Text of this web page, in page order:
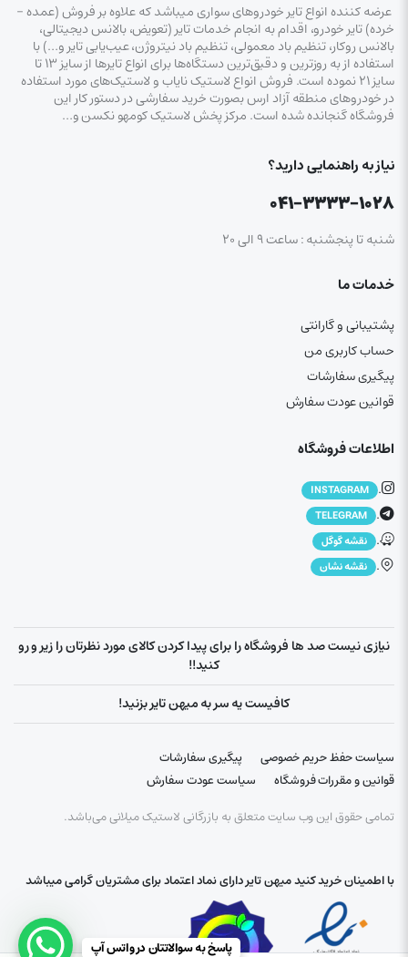
عرضه کننده انواع تایر خودروهای سواری میباشد که علاوه بر فروش (عمده –
خرده‌) تایر خودرو، اقدام به انجام خدمات تایر (تعویض، بالانس دیجیتالی،
بالانس روکار، تنظیم باد معمولی، تنظیم باد نیتروژن، عیب‌یابی تایر و…) با
استفاده از به روزترین و دقیق‌ترین دستگاه‌ها برای انواع تایرها از سایز ۱۳ تا
سایز ۲۱ نموده است. فروش انواع لاستیک‌ نایاب و لاستیک‌های مورد استفاده
در خودروهای منطقه آزاد ارس بصورت خرید سفارشی در دستور کار این
فروشگاه گنجانده شده است. مرکز پخش لاستیک کومهو نکسن و…
نیاز به راهنمایی دارید؟
۰۴۱-۳۳۳۳-۱۰۲۸
شنبه تا پنجشنبه : ساعت ۹ الی ۲۰
خدمات ما
پشتیبانی و گارانتی
حساب کاربری من
پیگیری سفارشات
قوانین عودت سفارش
اطلاعات فروشگاه
.
INSTAGRAM
.
TELEGRAM
. نقشه گوگل
. نقشه نشان
نیازی نیست صد ها فروشگاه را برای پیدا کردن کالای مورد نظرتان را زیر و رو
کنید!!
کافیست یه سر به میهن تایر بزنید!
سیاست حفظ حریم خصوصی
پیگیری سفارشات
قوانین و مقررات فروشگاه
سیاست عودت سفارش
تمامی حقوق این وب سایت متعلق به بازرگانی لاستیک میلانی می‌باشد.
با اطمینان خرید کنید میهن تایر دارای نماد اعتماد برای مشتریان گرامی میباشد
پاسخ به سوالاتتان در واتس آپ